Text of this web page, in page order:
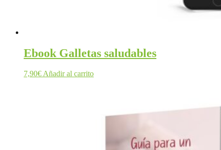
Ebook Galletas saludables
7,90€Añadir al carrito